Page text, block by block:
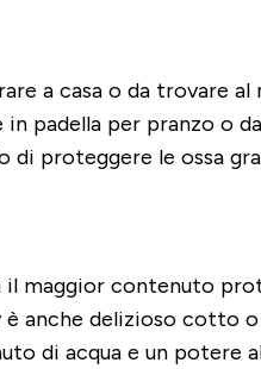
a casa o da trovare al
padella per pranzo o
di proteggere le ossa
maggior contenuto
anche delizioso cotto
di acqua e un potere